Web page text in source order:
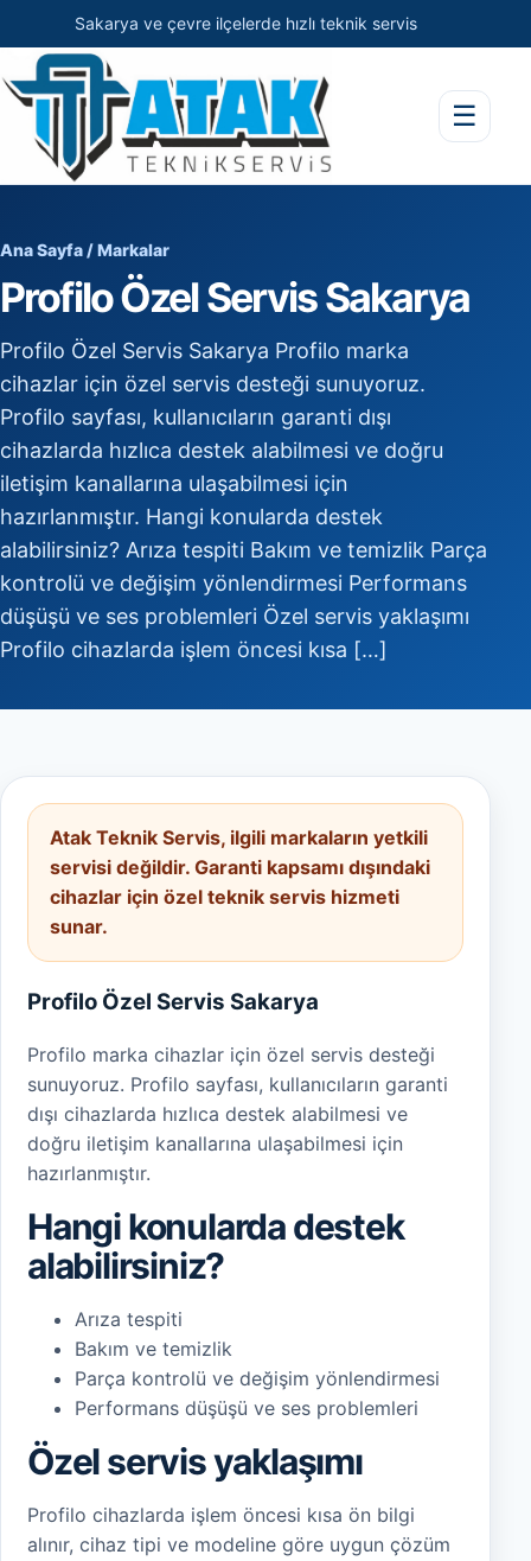
Sakarya ve çevre ilçelerde hızlı teknik servis
☰
Ana Sayfa /Markalar
Profilo Özel Servis Sakarya
Profilo Özel Servis Sakarya Profilo marka
cihazlar için özel servis desteği sunuyoruz.
Profilo sayfası, kullanıcıların garanti dışı
cihazlarda hızlıca destek alabilmesi ve doğru
iletişim kanallarına ulaşabilmesi için
hazırlanmıştır. Hangi konularda destek
alabilirsiniz? Arıza tespiti Bakım ve temizlik Parça
kontrolü ve değişim yönlendirmesi Performans
düşüşü ve ses problemleri Özel servis yaklaşımı
Profilo cihazlarda işlem öncesi kısa […]
Atak Teknik Servis, ilgili markaların yetkili
servisi değildir. Garanti kapsamı dışındaki
cihazlar için özel teknik servis hizmeti
sunar.
Profilo Özel Servis Sakarya
Profilo marka cihazlar için özel servis desteği
sunuyoruz. Profilo sayfası, kullanıcıların garanti
dışı cihazlarda hızlıca destek alabilmesi ve
doğru iletişim kanallarına ulaşabilmesi için
hazırlanmıştır.
Hangi konularda destek
alabilirsiniz?
Arıza tespiti
Bakım ve temizlik
Parça kontrolü ve değişim yönlendirmesi
Performans düşüşü ve ses problemleri
Özel servis yaklaşımı
Profilo cihazlarda işlem öncesi kısa ön bilgi
alınır, cihaz tipi ve modeline göre uygun çözüm